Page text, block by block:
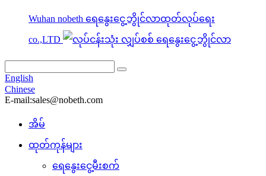
Wuhan nobeth ရေနွေးငွေ့ဘွိုင်လာထုတ်လုပ်ရေး
co.,LTD
English
Chinese
E-mail:sales@nobeth.com
အိမ်
ထုတ်ကုန်များ
ရေနွေးငွေ့မီးစက်